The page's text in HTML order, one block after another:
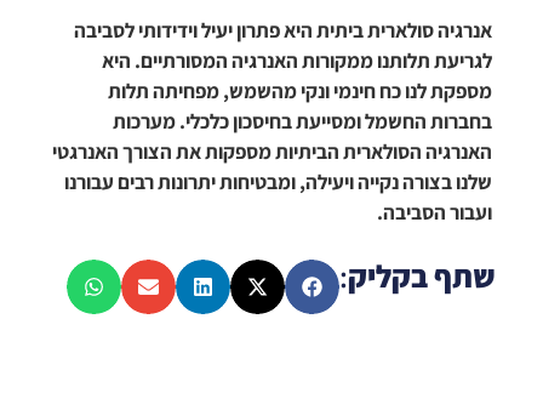
אנרגיה סולארית ביתית היא פתרון יעיל וידידותי לסביבה
לגריעת תלותנו ממקורות האנרגיה המסורתיים. היא
מספקת לנו כח חינמי ונקי מהשמש, מפחיתה תלות
בחברות החשמל ומסייעת בחיסכון כלכלי. מערכות
האנרגיה הסולארית הביתיות מספקות את הצורך האנרגטי
שלנו בצורה נקייה ויעילה, ומבטיחות יתרונות רבים עבורנו
ועבור הסביבה.
שתף בקליק: